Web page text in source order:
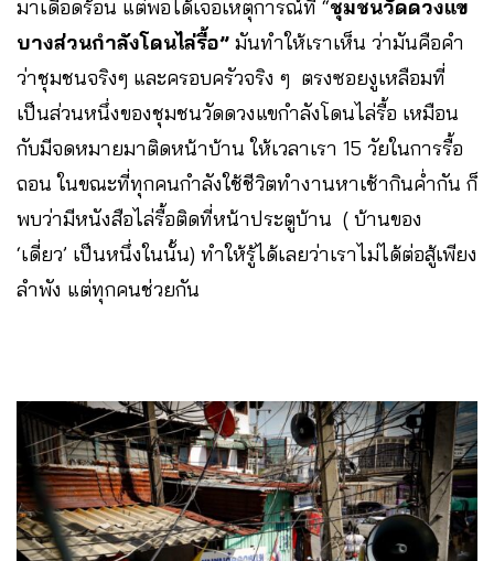
มาเดือดร้อน แต่พอได้เจอเหตุการณ์ที่ “ชุมชนวัดดวงแข
บางส่วนกำลังโดนไล่รื้อ” มันทำให้เราเห็น ว่ามันคือคำ
ว่าชุมชนจริงๆ และครอบครัวจริง ๆ ตรงซอยงูเหลือมที่
เป็นส่วนหนึ่งของชุมชนวัดดวงแขกำลังโดนไล่รื้อ เหมือน
กับมีจดหมายมาติดหน้าบ้าน ให้เวลาเรา 15 วัยในการรื้อ
ถอน ในขณะที่ทุกคนกำลังใช้ชีวิตทำงานหาเช้ากินค่ำกัน ก็
พบว่ามีหนังสือไล่รื้อติดที่หน้าประตูบ้าน ( บ้านของ
‘เดี่ยว’ ​เป็นหนึ่งในนั้น) ทำให้รู้ได้เลยว่าเราไม่ได้ต่อสู้เพียง
ลำพัง แต่ทุกคนช่วยกัน